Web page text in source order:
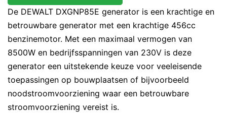
De DEWALT DXGNP85E generator is een krachtige en
betrouwbare generator met een krachtige 456cc
benzinemotor. Met een maximaal vermogen van
8500W en bedrijfsspanningen van 230V is deze
generator een uitstekende keuze voor veeleisende
toepassingen op bouwplaatsen of bijvoorbeeld
noodstroomvoorziening waar een betrouwbare
stroomvoorziening vereist is.